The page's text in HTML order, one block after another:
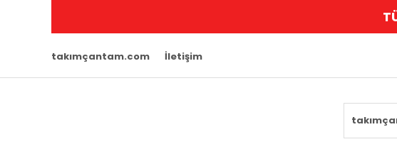
takımçantam.com İletişim